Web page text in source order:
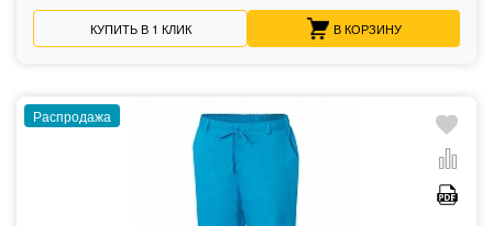
КУПИТЬ В 1 КЛИК В КОРЗИНУ
Распродажа